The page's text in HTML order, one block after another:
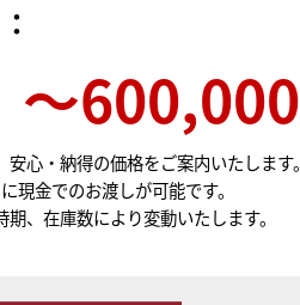
〜600,000
心・納得の価格をご案内いたします。
現金でのお渡しが可能です。
、在庫数により変動いたします。